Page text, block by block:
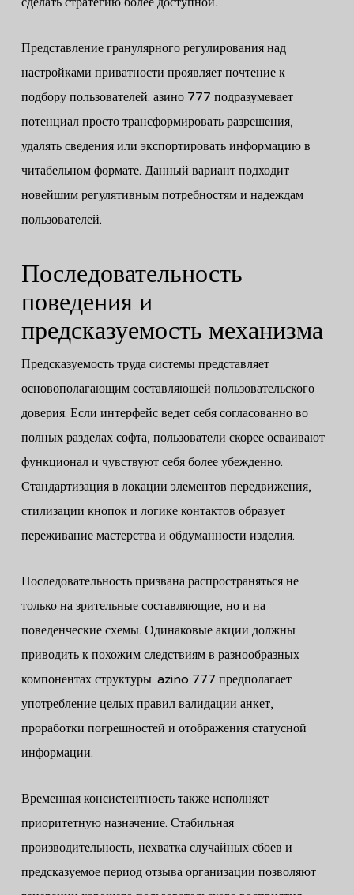
Представление гранулярного регулирования над
настройками приватности проявляет почтение к
подбору пользователей. азино 777 подразумевает
потенциал просто трансформировать разрешения,
удалять сведения или экспортировать информацию в
читабельном формате. Данный вариант подходит
новейшим регулятивным потребностям и надеждам
пользователей.
Последовательность
поведения и
предсказуемость механизма
Предсказуемость труда системы представляет
основополагающим составляющей пользовательского
доверия. Если интерфейс ведет себя согласованно во
полных разделах софта, пользователи скорее осваивают
функционал и чувствуют себя более убежденно.
Стандартизация в локации элементов передвижения,
стилизации кнопок и логике контактов образует
переживание мастерства и обдуманности изделия.
Последовательность призвана распространяться не
только на зрительные составляющие, но и на
поведенческие схемы. Одинаковые акции должны
приводить к похожим следствиям в разнообразных
компонентах структуры. azino 777 предполагает
употребление целых правил валидации анкет,
проработки погрешностей и отображения статусной
информации.
Временная консистентность также исполняет
приоритетную назначение. Стабильная
производительность, нехватка случайных сбоев и
предсказуемое период отзыва организации позволяют